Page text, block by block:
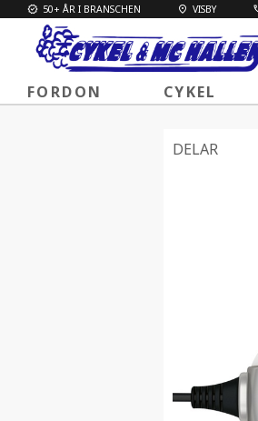
50+ ÅR I BRANSCHEN VISBY
FORDON CYKEL
DELAR